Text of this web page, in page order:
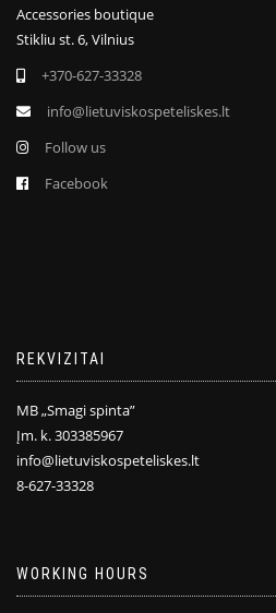
Accessories boutique
Stikliu st. 6, Vilnius
+370-627-33328
info@lietuviskospeteliskes.lt
Follow us
Facebook
REKVIZITAI
MB „Smagi spinta”
Įm. k. 303385967
info@lietuviskospeteliskes.lt
8-627-33328
WORKING HOURS